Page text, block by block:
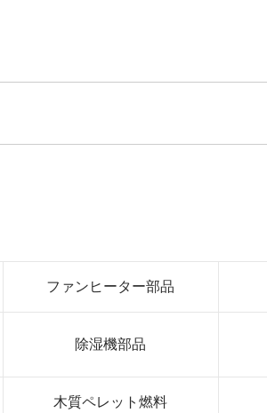
ファンヒーター部品
除湿機部品
木質ペレット燃料